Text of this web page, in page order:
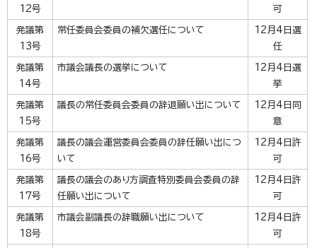
12号
可
発議第
13号
常任委員会委員の補欠選任について
12月4日選
任
発議第
14号
市議会議長の選挙について
12月4日選
挙
発議第
15号
議長の常任委員会委員の辞退願い出について
12月4日同
意
発議第
16号
議長の議会運営委員会委員の辞任願い出につ
いて
12月4日許
可
発議第
17号
議長の議会のあり方調査特別委員会委員の辞
任願い出について
12月4日許
可
発議第
18号
市議会副議長の辞職願い出について
12月4日許
可